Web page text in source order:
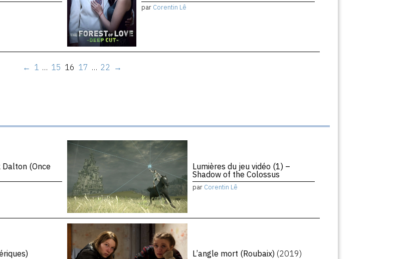
par Corentin Lê
← 1 … 15 16 17 … 22 →
Dalton (Once
Lumières du jeu vidéo (1) –
Shadow of the Colossus
par Corentin Lê
L’angle mort (Roubaix) (2019)